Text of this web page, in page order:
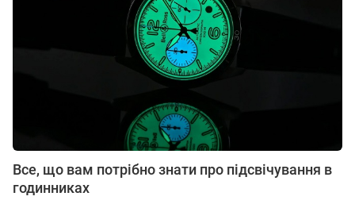
Все, що вам потрібно знати про підсвічування в
годинниках